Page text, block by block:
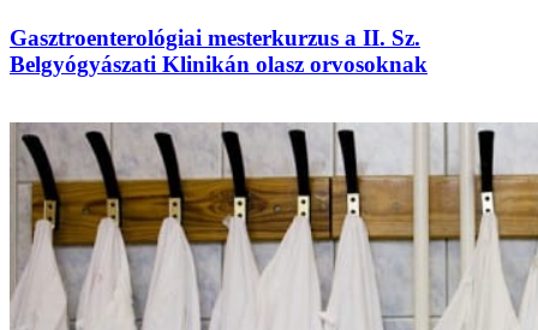
Gasztroenterológiai mesterkurzus a II. Sz.
Belgyógyászati Klinikán olasz orvosoknak